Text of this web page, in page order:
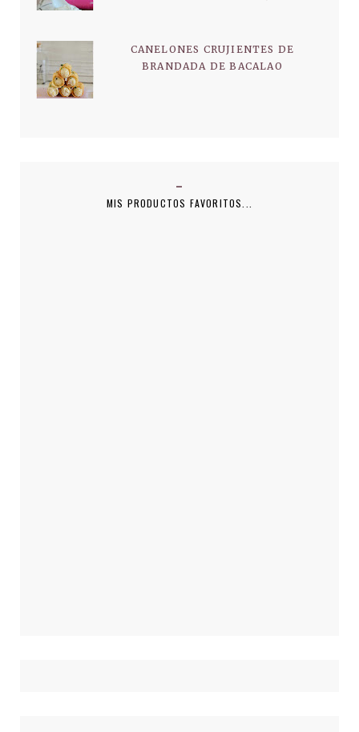
CANELONES CRUJIENTES DE
BRANDADA DE BACALAO
MIS PRODUCTOS FAVORITOS...